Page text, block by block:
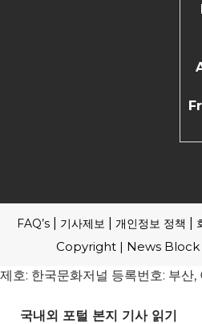
FAQ’s 기사제보 개인정보 정책
Copyright | News
제호: 한국문화저널 등록번호: 부
로 61 4F 전관 편집인(청소년보호
241-1323 ※본지는 신문윤리강령
국내외 포털 본지 기사 읽기